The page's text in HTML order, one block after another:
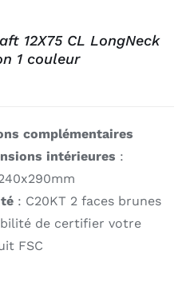
12X75 CL LongNeck
1 couleur
complémentaires
intérieures :
: C20KT 2 faces brunes
de certifier votre
FSC